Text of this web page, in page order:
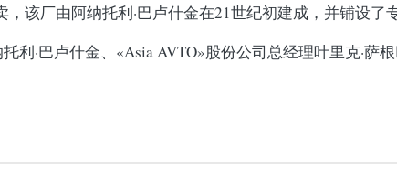
，该厂由阿纳托利·巴卢什金在21世纪初建成，并铺设了
利·巴卢什金、«Asia AVTO»股份公司总经理叶里克·萨